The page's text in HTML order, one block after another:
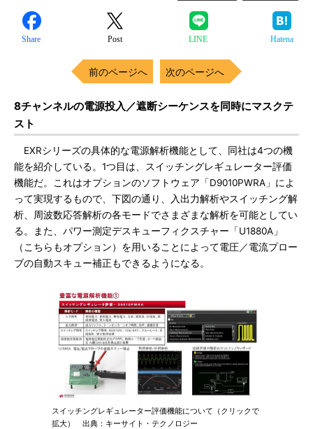
Share Post LINE Hatena
前のページへ 次のページへ
8チャンネルの電源投入／遮断シーケンスを同時にマスクテ
スト
EXRシリーズの具体的な電源解析機能として、同社は4つの機
能を紹介している。1つ目は、スイッチングレギュレーター評価
機能だ。これはオプションのソフトウェア「D9010PWRA」によ
って実現するもので、下図の通り、入出力解析やスイッチング解
析、周波数応答解析の各モードでさまざまな解析を可能としてい
る。また、パワー測定デスキューフィクスチャー「U1880A」
（こちらもオプション）を用いることによって電圧／電流プロー
ブの自動スキュー補正もできるようになる。
スイッチングレギュレーター評価機能について（クリックで
拡大） 出典：キーサイト・テクノロジー